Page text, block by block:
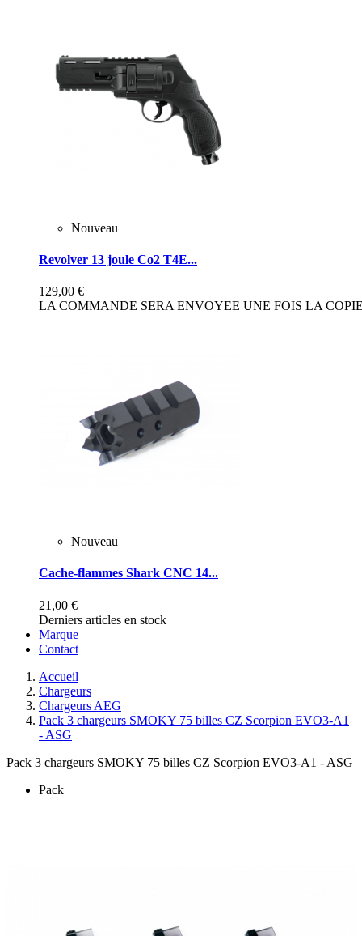
Nouveau
Revolver 13 joule Co2 T4E...
129,00 €
LA COMMANDE SERA ENVOYEE UNE FOIS LA
Nouveau
Cache-flammes Shark CNC 14...
21,00 €
Derniers articles en stock
Marque
Contact
Accueil
Chargeurs
Chargeurs AEG
Pack 3 chargeurs SMOKY 75 billes CZ Scorpion EVO3-A1
- ASG
Pack 3 chargeurs SMOKY 75 billes CZ Scorpion EVO3-A1 - ASG
Pack